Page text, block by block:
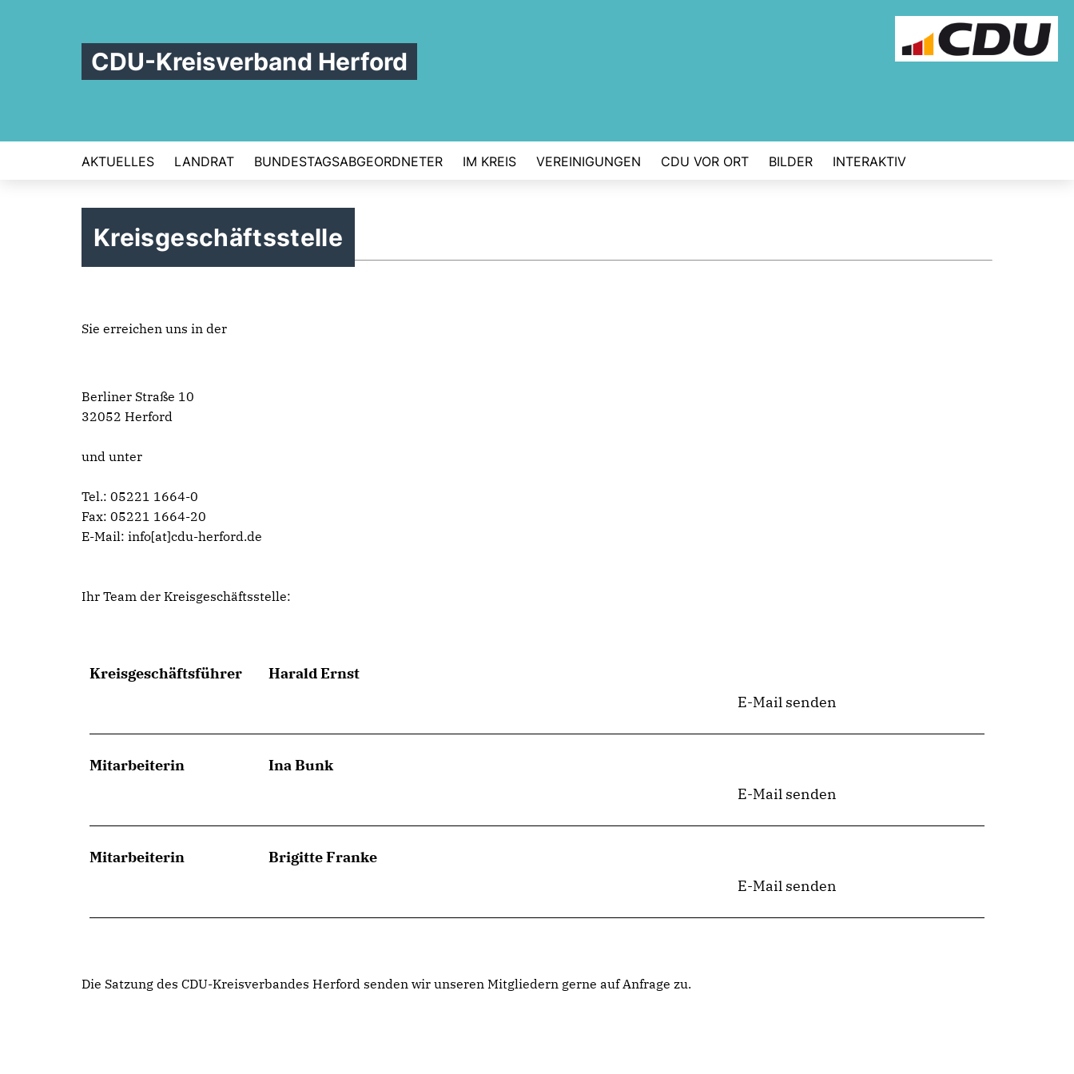
CDU-Kreisverband Herford
AKTUELLES LANDRAT BUNDESTAGSABGEORDNETER IM KREIS VEREINIGUNGEN CDU VOR ORT BILDER INTERAKTIV
Kreisgeschäftsstelle
Sie erreichen uns in der
Berliner Straße 10
32052 Herford
und unter
Tel.: 05221 1664-0
Fax: 05221 1664-20
E-Mail: info[at]cdu-herford.de
Ihr Team der Kreisgeschäftsstelle:
Kreisgeschäftsführer
Harald Ernst
E-Mail senden
Mitarbeiterin
Ina Bunk
E-Mail senden
Mitarbeiterin
Brigitte Franke
E-Mail senden
Die Satzung des CDU-Kreisverbandes Herford senden wir unseren Mitgliedern gerne auf Anfrage zu.